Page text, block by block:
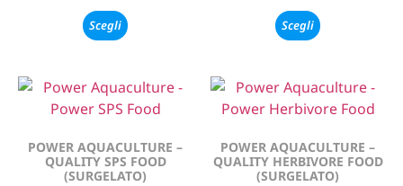
Scegli Scegli
POWER AQUACULTURE –
QUALITY SPS FOOD
(SURGELATO)
POWER AQUACULTURE –
QUALITY HERBIVORE FOOD
(SURGELATO)